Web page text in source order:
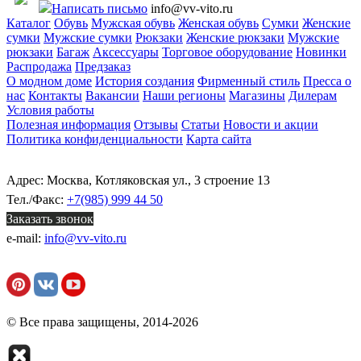
Написать письмо info@vv-vito.ru
Каталог Обувь Мужская обувь Женская обувь Сумки Женские
сумки Мужские сумки Рюкзаки Женские рюкзаки Мужские
рюкзаки Багаж Аксессуары Торговое оборудование Новинки
Распродажа Предзаказ
О модном доме История создания Фирменный стиль Пресса о
нас Контакты Вакансии Наши регионы Магазины Дилерам
Условия работы
Полезная информация Отзывы Статьи Новости и акции
Политика конфиденциальности Карта сайта
Адрес: Москва, Котляковская ул., 3 строение 13
Тел./Факс: +7(985) 999 44 50
Заказать звонок
e-mail: info@vv-vito.ru
© Все права защищены, 2014-2026